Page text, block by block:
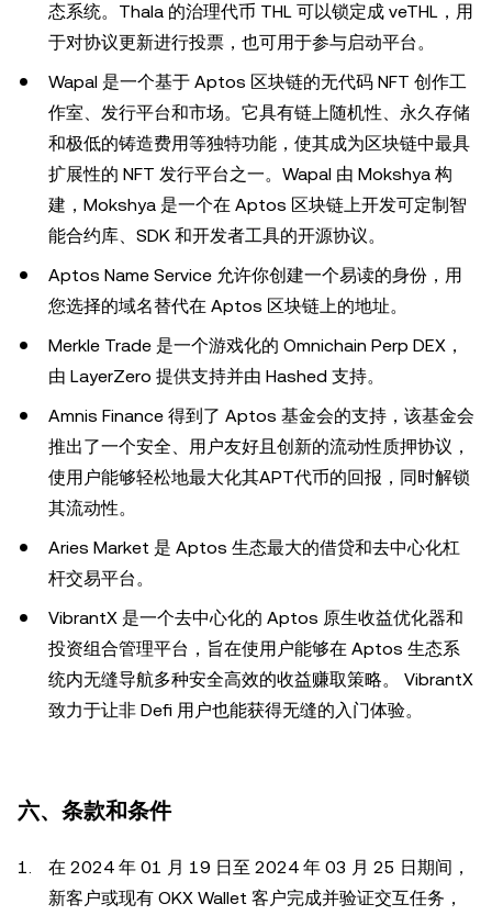
态系统。Thala 的治理代币 THL 可以锁定成 veTHL，用
于对协议更新进行投票，也可用于参与启动平台。
Wapal 是一个基于 Aptos 区块链的无代码 NFT 创作工
作室、发行平台和市场。它具有链上随机性、永久存储
和极低的铸造费用等独特功能，使其成为区块链中最具
扩展性的 NFT 发行平台之一。Wapal 由 Mokshya 构
建，Mokshya 是一个在 Aptos 区块链上开发可定制智
能合约库、SDK 和开发者工具的开源协议。
Aptos Name Service 允许你创建一个易读的身份，用
您选择的域名替代在 Aptos 区块链上的地址。
Merkle Trade 是一个游戏化的 Omnichain Perp DEX，
由 LayerZero 提供支持并由 Hashed 支持。
Amnis Finance 得到了 Aptos 基金会的支持，该基金会
推出了一个安全、用户友好且创新的流动性质押协议，
使用户能够轻松地最大化其APT代币的回报，同时解锁
其流动性。
Aries Market 是 Aptos 生态最大的借贷和去中心化杠
杆交易平台。
VibrantX 是一个去中心化的 Aptos 原生收益优化器和
投资组合管理平台，旨在使用户能够在 Aptos 生态系
统内无缝导航多种安全高效的收益赚取策略。 VibrantX
致力于让非 Defi 用户也能获得无缝的入门体验。
六、条款和条件
在 2024 年 01 月 19 日至 2024 年 03 月 25 日期间，
新客户或现有 OKX Wallet 客户完成并验证交互任务，